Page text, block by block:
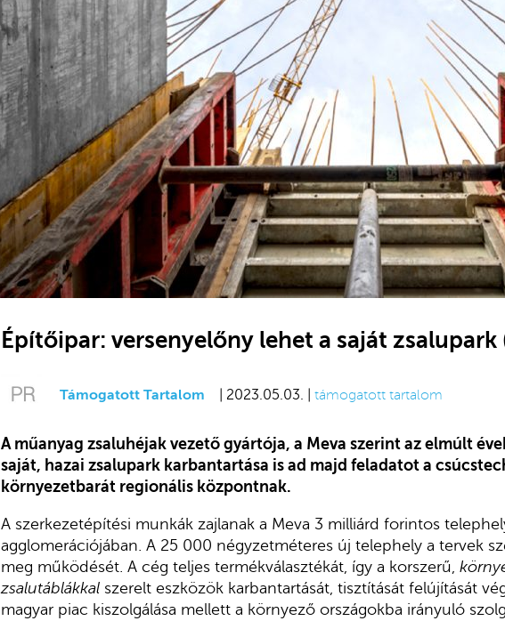
Építőipar: versenyelőny lehet a saját zsalupark
Támogatott Tartalom | 2023.05.03. | támogatott tartalom
A műanyag zsaluhéjak vezető gyártója, a Meva szerint az elmúlt
saját, hazai zsalupark karbantartása is ad majd feladatot a
környezetbarát regionális központnak.
A szerkezetépítési munkák zajlanak a Meva 3 milliárd forintos
agglomerációjában. A 25 000 négyzetméteres új telephely a tervek
meg működését. A cég teljes termékválasztékát, így a korszerű,
zsalutáblákkal szerelt eszközök karbantartását, tisztítását felújítását
magyar piac kiszolgálása mellett a környező országokba irányuló